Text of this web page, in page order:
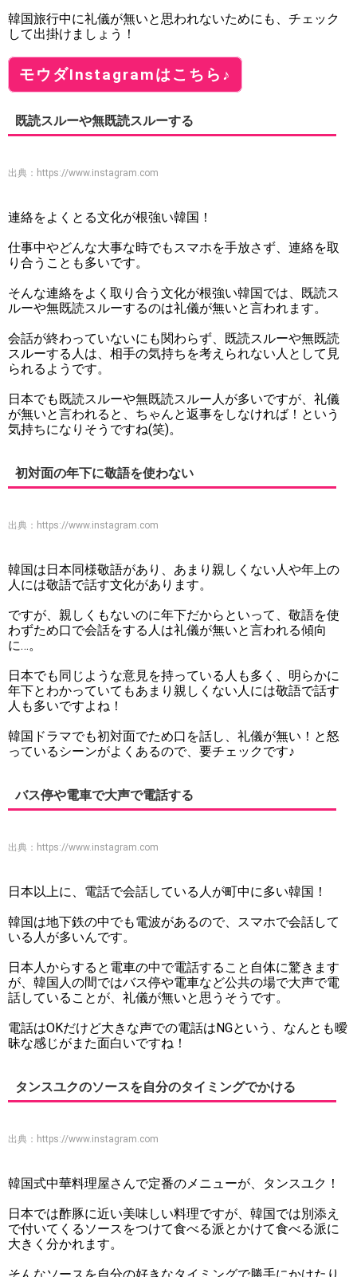
韓国旅行中に礼儀が無いと思われないためにも、チェック
して出掛けましょう！
モウダInstagramはこちら♪
既読スルーや無既読スルーする
出典： https://www.instagram.com
連絡をよくとる文化が根強い韓国！
仕事中やどんな大事な時でもスマホを手放さず、連絡を取
り合うことも多いです。
そんな連絡をよく取り合う文化が根強い韓国では、既読ス
ルーや無既読スルーするのは礼儀が無いと言われます。
会話が終わっていないにも関わらず、既読スルーや無既読
スルーする人は、相手の気持ちを考えられない人として見
られるようです。
日本でも既読スルーや無既読スルー人が多いですが、礼儀
が無いと言われると、ちゃんと返事をしなければ！という
気持ちになりそうですね(笑)。
初対面の年下に敬語を使わない
出典： https://www.instagram.com
韓国は日本同様敬語があり、あまり親しくない人や年上の
人には敬語で話す文化があります。
ですが、親しくもないのに年下だからといって、敬語を使
わずため口で会話をする人は礼儀が無いと言われる傾向
に…。
日本でも同じような意見を持っている人も多く、明らかに
年下とわかっていてもあまり親しくない人には敬語で話す
人も多いですよね！
韓国ドラマでも初対面でため口を話し、礼儀が無い！と怒
っているシーンがよくあるので、要チェックです♪
バス停や電車で大声で電話する
出典： https://www.instagram.com
日本以上に、電話で会話している人が町中に多い韓国！
韓国は地下鉄の中でも電波があるので、スマホで会話して
いる人が多いんです。
日本人からすると電車の中で電話すること自体に驚きます
が、韓国人の間ではバス停や電車など公共の場で大声で電
話していることが、礼儀が無いと思うそうです。
電話はOKだけど大きな声での電話はNGという、なんとも曖
昧な感じがまた面白いですね！
タンスユクのソースを自分のタイミングでかける
出典： https://www.instagram.com
韓国式中華料理屋さんで定番のメニューが、タンスユク！
日本では酢豚に近い美味しい料理ですが、韓国では別添え
で付いてくるソースをつけて食べる派とかけて食べる派に
大きく分かれます。